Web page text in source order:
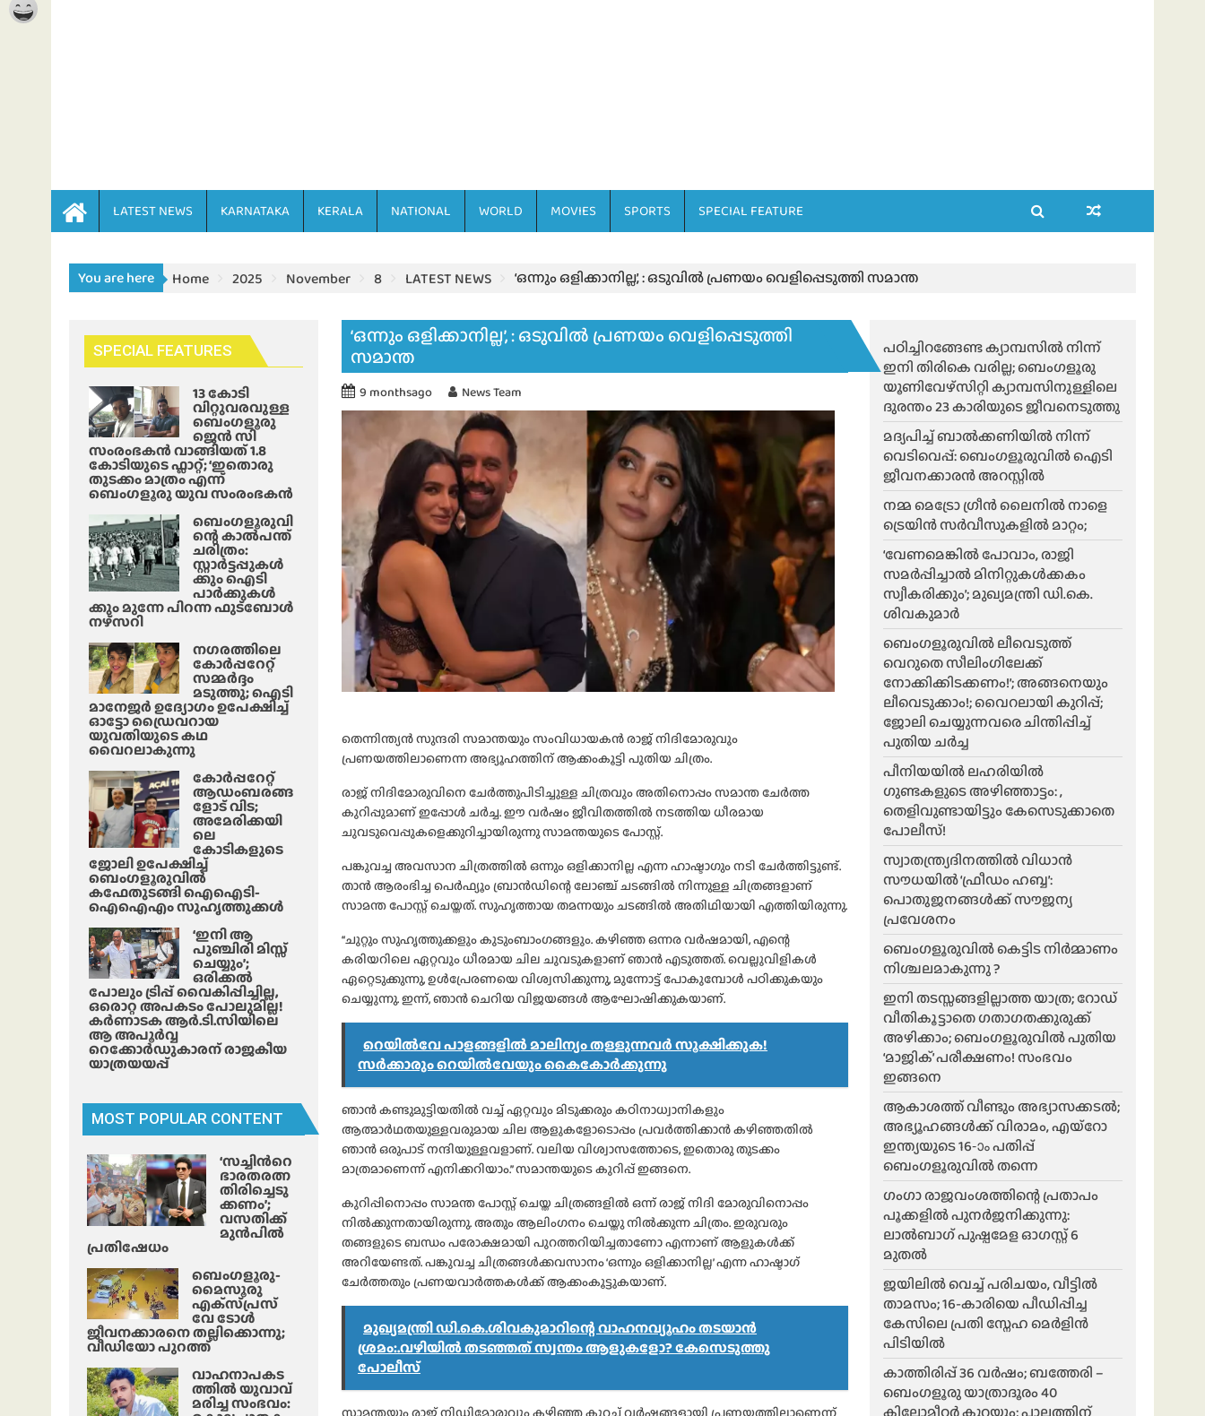
LATEST NEWS KARNATAKA KERALA NATIONAL WORLD MOVIES SPORTS SPECIAL FEATURE
You are here Home 2025 November 8 LATEST NEWS ‘ഒന്നും ഒളിക്കാനില്ല’, : ഒടുവിൽ പ്രണയം വെളിപ്പെടുത്തി സമാന്ത
‘ഒന്നും ഒളിക്കാനില്ല’, : ഒടുവിൽ പ്രണയം വെളിപ്പെടുത്തി
സമാന്ത
9 monthsago News Team
തെന്നിന്ത്യൻ സുന്ദരി സമാന്തയും സംവിധായകൻ രാജ് നിദിമോരുവും
പ്രണയത്തിലാണെന്ന അഭ്യൂഹത്തിന് ആക്കംകൂട്ടി പുതിയ ചിത്രം.
രാജ് നിദിമോരുവിനെ ചേർത്തുപിടിച്ചുള്ള ചിത്രവും അതിനൊപ്പം സമാന്ത ചേർത്ത
കുറിപ്പുമാണ് ഇപ്പോൾ ചർച്ച. ഈ വർഷം ജീവിതത്തിൽ നടത്തിയ ധീരമായ
ചുവടുവെപ്പുകളെക്കുറിച്ചായിരുന്നു സാമന്തയുടെ പോസ്റ്റ്.
പങ്കുവച്ച അവസാന ചിത്രത്തിൽ ഒന്നും ഒളിക്കാനില്ല എന്ന ഹാഷ്ടാഗും നടി ചേർത്തിട്ടുണ്ട്.
താൻ ആരംഭിച്ച പെർഫ്യൂം ബ്രാൻഡിന്റെ ലോഞ്ച് ചടങ്ങിൽ നിന്നുള്ള ചിത്രങ്ങളാണ്
സാമന്ത പോസ്റ്റ് ചെയ്തത്. സുഹൃത്തായ തമന്നയും ചടങ്ങിൽ അതിഥിയായി എത്തിയിരുന്നു.
‘‘ചുറ്റും സുഹൃത്തുക്കളും കുടുംബാംഗങ്ങളും. കഴിഞ്ഞ ഒന്നര വർഷമായി, എന്റെ
കരിയറിലെ ഏറ്റവും ധീരമായ ചില ചുവടുകളാണ് ഞാൻ എടുത്തത്. വെല്ലുവിളികൾ
ഏറ്റെടുക്കുന്നു, ഉൾപ്രേരണയെ വിശ്വസിക്കുന്നു, മുന്നോട്ട് പോകുമ്പോൾ പഠിക്കുകയും
ചെയ്യുന്നു. ഇന്ന്, ഞാൻ ചെറിയ വിജയങ്ങൾ ആഘോഷിക്കുകയാണ്.
റെയിൽവേ പാളങ്ങളിൽ മാലിന്യം തള്ളുന്നവർ സൂക്ഷിക്കുക!
സർക്കാരും റെയിൽവേയും കൈകോർക്കുന്നു
ഞാൻ കണ്ടുമുട്ടിയതിൽ വച്ച് ഏറ്റവും മിടുക്കരും കഠിനാധ്വാനികളും
ആത്മാർഥതയുള്ളവരുമായ ചില ആളുകളോടൊപ്പം പ്രവർത്തിക്കാൻ കഴിഞ്ഞതിൽ
ഞാൻ ഒരുപാട് നന്ദിയുള്ളവളാണ്. വലിയ വിശ്വാസത്തോടെ, ഇതൊരു തുടക്കം
മാത്രമാണെന്ന് എനിക്കറിയാം.’’ സമാന്തയുടെ കുറിപ്പ് ഇങ്ങനെ.
കുറിപ്പിനൊപ്പം സാമന്ത പോസ്റ്റ് ചെയ്ത ചിത്രങ്ങളിൽ ഒന്ന് രാജ് നിദി മോരുവിനൊപ്പം
നിൽക്കുന്നതായിരുന്നു. അതും ആലിംഗനം ചെയ്തു നിൽക്കുന്ന ചിത്രം. ഇരുവരും
തങ്ങളുടെ ബന്ധം പരോക്ഷമായി പുറത്തറിയിച്ചതാണോ എന്നാണ് ആളുകൾക്ക്
അറിയേണ്ടത്. പങ്കുവച്ച ചിത്രങ്ങൾക്കവസാനം ‘ഒന്നും ഒളിക്കാനില്ല’ എന്ന ഹാഷ്ടാഗ്
ചേർത്തതും പ്രണയവാർത്തകൾക്ക് ആക്കംകൂട്ടുകയാണ്.
മുഖ്യമന്ത്രി ഡി.കെ.ശിവകുമാറിന്റെ വാഹനവ്യൂഹം തടയാൻ
ശ്രമം:.വഴിയിൽ തടഞ്ഞത് സ്വന്തം ആളുകളോ? കേസെടുത്തു
പോലീസ്
SPECIAL FEATURES
13 കോടി
വിറ്റുവരവുള്ള
ബെംഗളൂരു
ജെൻ സി
സംരംഭകൻ വാങ്ങിയത് 1.8
കോടിയുടെ ഫ്ലാറ്റ്; ‘ഇതൊരു
തുടക്കം മാത്രം എന്ന്
ബെംഗളൂരു യുവ സംരംഭകൻ
ബെംഗളൂരുവി
ന്റെ കാൽപന്ത്
ചരിത്രം:
സ്റ്റാർട്ടപ്പുകൾ
ക്കും ഐടി
പാർക്കുകൾ
ക്കും മുന്നേ പിറന്ന ഫുട്ബോൾ
നഴ്സറി
നഗരത്തിലെ
കോർപ്പറേറ്റ്
സമ്മർദ്ദം
മടുത്തു; ഐടി
മാനേജർ ഉദ്യോഗം ഉപേക്ഷിച്ച്
ഓട്ടോ ഡ്രൈവറായ
യുവതിയുടെ കഥ
വൈറലാകുന്നു
കോർപ്പറേറ്റ്
ആഡംബരങ്ങ
ളോട് വിട;
അമേരിക്കയി
ലെ
കോടികളുടെ
ജോലി ഉപേക്ഷിച്ച്
ബെംഗളൂരുവിൽ
കഫേതുടങ്ങി ഐഐടി-
ഐഐഎം സുഹൃത്തുക്കൾ
‘ഇനി ആ
പുഞ്ചിരി മിസ്സ്
ചെയ്യും’;
ഒരിക്കൽ
പോലും ട്രിപ്പ് വൈകിപ്പിച്ചില്ല,
ഒരൊറ്റ അപകടം പോലുമില്ല!
കർണാടക ആർ.ടി.സിയിലെ
ആ അപൂർവ്വ
റെക്കോർഡുകാരന് രാജകീയ
യാത്രയയപ്പ്
MOST POPULAR CONTENT
‘സച്ചിന്‍റെ
ഭാരതരത്ന
തിരിച്ചെടു
ക്കണം’;
വസതിക്ക്
മുൻപിൽ
പ്രതിഷേധം
ബെംഗളൂരു-
മൈസൂരു
എക്‌സ്‌പ്രസ്‌
വേ ടോൾ
ജീവനക്കാരനെ തല്ലിക്കൊന്നു;
വീഡിയോ പുറത്ത്
വാഹനാപകട
ത്തിൽ യുവാവ്
മരിച്ച സംഭവം:
പഠിച്ചിറങ്ങേണ്ട ക്യാമ്പസിൽ നിന്ന്
ഇനി തിരികെ വരില്ല; ബെംഗളൂരു
യൂണിവേഴ്സിറ്റി ക്യാമ്പസിനുള്ളിലെ
ദുരന്തം 23 കാരിയുടെ ജീവനെടുത്തു
മദ്യപിച്ച് ബാൽക്കണിയിൽ നിന്ന്
വെടിവെപ്പ്: ബെംഗളൂരുവിൽ ഐടി
ജീവനക്കാരൻ അറസ്റ്റിൽ
നമ്മ മെട്രോ ഗ്രീൻ ലൈനിൽ നാളെ
ട്രെയിൻ സർവീസുകളിൽ മാറ്റം;
‘വേണമെങ്കിൽ പോവാം, രാജി
സമർപ്പിച്ചാൽ മിനിറ്റുകൾക്കകം
സ്വീകരിക്കും’; മുഖ്യമന്ത്രി ഡി.കെ.
ശിവകുമാർ
ബെം​ഗളൂരുവിൽ ലീവെടുത്ത്
വെറുതെ സീലിംഗിലേക്ക്
നോക്കിക്കിടക്കണം!’; അങ്ങനെയും
ലീവെടുക്കാം!; വൈറലായി കുറിപ്പ്;
ജോലി ചെയ്യുന്നവരെ ചിന്തിപ്പിച്ച്
പുതിയ ചർച്ച
പീനിയയിൽ ലഹരിയിൽ
ഗുണ്ടകളുടെ അഴിഞ്ഞാട്ടം: ,
തെളിവുണ്ടായിട്ടും കേസെടുക്കാതെ
പോലീസ്!
സ്വാതന്ത്ര്യദിനത്തിൽ വിധാൻ
സൗധയിൽ ‘ഫ്രീഡം ഹബ്ബ’:
പൊതുജനങ്ങൾക്ക് സൗജന്യ
പ്രവേശനം
ബെംഗളൂരുവിൽ കെട്ടിട നിർമ്മാണം
നിശ്ചലമാകുന്നു ?
ഇനി തടസ്സങ്ങളില്ലാത്ത യാത്ര; റോഡ്
വീതികൂട്ടാതെ ഗതാഗതക്കുരുക്ക്
അഴിക്കാം; ബെംഗളൂരുവിൽ പുതിയ
‘മാജിക്’ പരീക്ഷണം! സംഭവം
ഇങ്ങനെ
ആകാശത്ത് വീണ്ടും അഭ്യാസക്കടൽ;
അഭ്യൂഹങ്ങൾക്ക് വിരാമം, എയ്റോ
ഇന്ത്യയുടെ 16-ാം പതിപ്പ്
ബെംഗളൂരുവിൽ തന്നെ
ഗംഗാ രാജവംശത്തിന്റെ പ്രതാപം
പൂക്കളിൽ പുനർജനിക്കുന്നു:
ലാൽബാഗ് പുഷ്പമേള ഓഗസ്റ്റ് 6
മുതൽ
ജയിലിൽ വെച്ച് പരിചയം, വീട്ടിൽ
താമസം; 16-കാരിയെ പീഡിപ്പിച്ച
കേസിലെ പ്രതി സ്നേഹ മെർളിൻ
പിടിയിൽ
കാത്തിരിപ്പ് 36 വർഷം; ബത്തേരി –
ബെംഗളൂരു യാത്രാദൂരം 40